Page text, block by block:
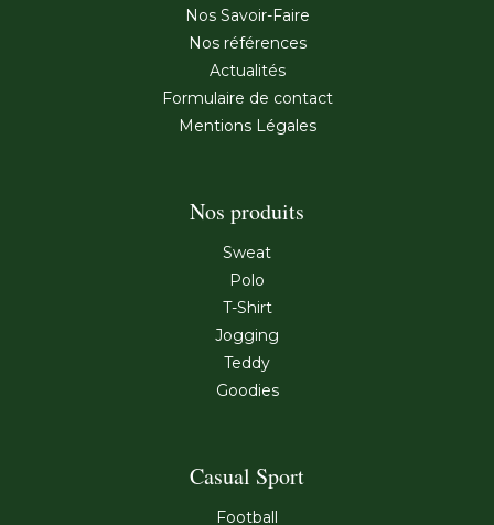
Nos Savoir-Faire
Nos références
Actualités
Formulaire de contact
Mentions Légales
Nos produits
Sweat
Polo
T-Shirt
Jogging
Teddy
Goodies
Casual Sport
Football